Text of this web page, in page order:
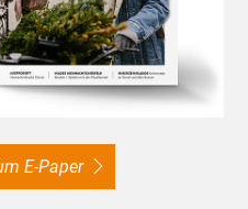
E-Paper